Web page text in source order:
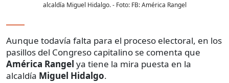
alcaldía Miguel Hidalgo.- Foto: FB: América Rangel
Aunque todavía falta para el proceso electoral, en los
pasillos del Congreso capitalino se comenta que
América Rangel ya tiene la mira puesta en la
alcaldía Miguel Hidalgo.